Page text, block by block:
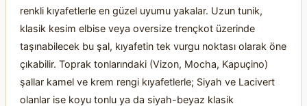
renkli kıyafetlerle en güzel uyumu yakalar. Uzun tunik,
klasik kesim elbise veya oversize trençkot üzerinde
taşınabilecek bu şal, kıyafetin tek vurgu noktası olarak öne
çıkabilir. Toprak tonlarındaki (Vizon, Mocha, Kapuçino)
şallar kamel ve krem rengi kıyafetlerle; Siyah ve Lacivert
olanlar ise koyu tonlu ya da siyah-beyaz klasik